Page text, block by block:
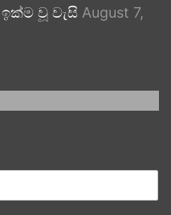
ඉක්ම වූ වැසි August 7,